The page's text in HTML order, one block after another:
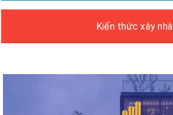
Kiến thức xây nhà